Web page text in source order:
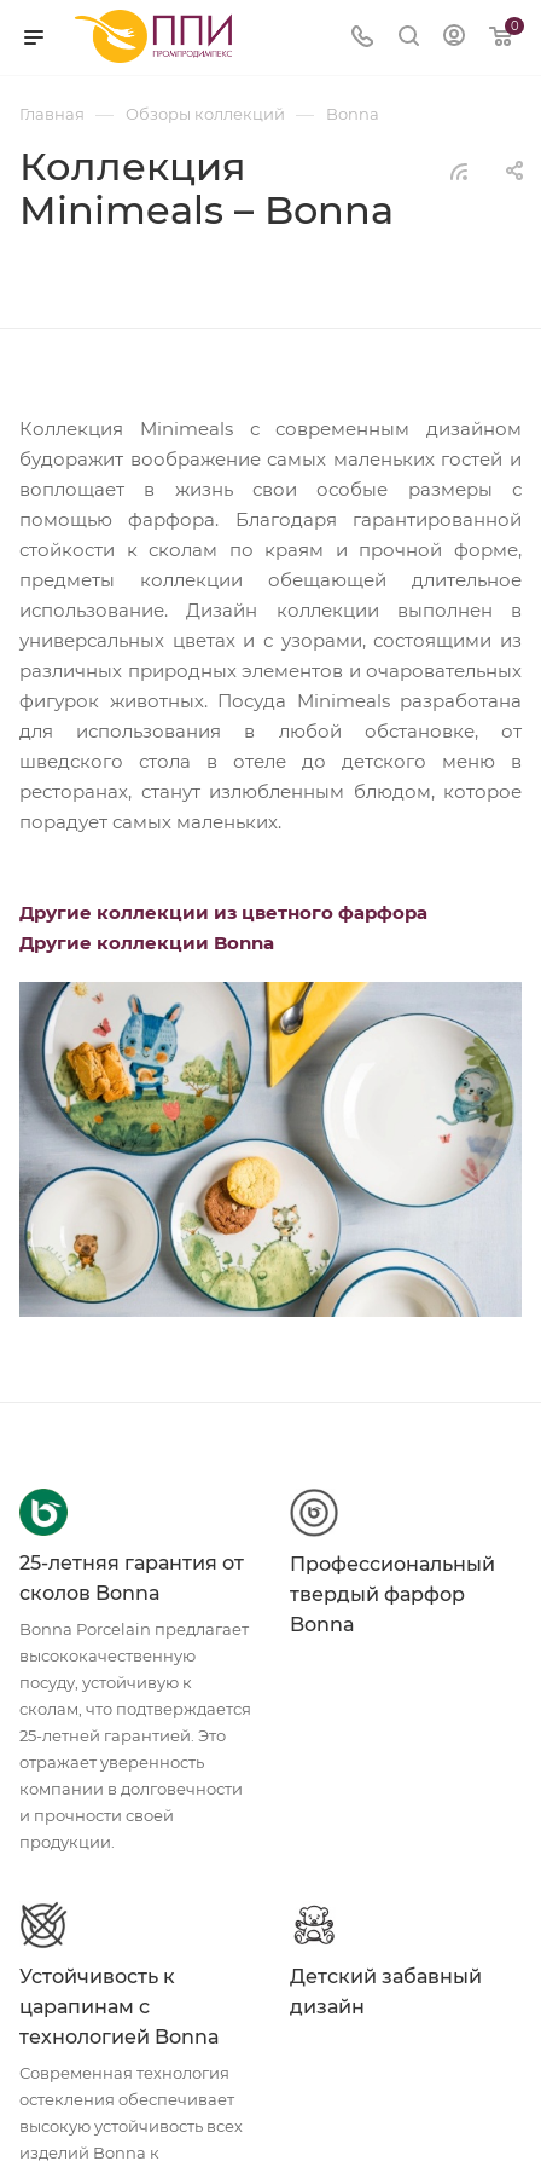
0
Главная — Обзоры коллекций — Bonna
Коллекция
Minimeals – Bonna
Коллекция Minimeals с современным дизайном
будоражит воображение самых маленьких гостей и
воплощает в жизнь свои особые размеры с
помощью фарфора. Благодаря гарантированной
стойкости к сколам по краям и прочной форме,
предметы коллекции обещающей длительное
использование. Дизайн коллекции выполнен в
универсальных цветах и с узорами, состоящими из
различных природных элементов и очаровательных
фигурок животных. Посуда Minimeals разработана
для использования в любой обстановке, от
шведского стола в отеле до детского меню в
ресторанах, станут излюбленным блюдом, которое
порадует самых маленьких.
Другие коллекции из цветного фарфора
Другие коллекции Bonna
25-летняя гарантия от
сколов Bonna
Bonna Porcelain предлагает
высококачественную
посуду, устойчивую к
сколам, что подтверждается
25-летней гарантией. Это
отражает уверенность
компании в долговечности
и прочности своей
продукции.
Профессиональный
твердый фарфор
Bonna
Устойчивость к
царапинам с
технологией Bonna
Современная технология
остекления обеспечивает
высокую устойчивость всех
изделий Bonna к
Детский забавный
дизайн